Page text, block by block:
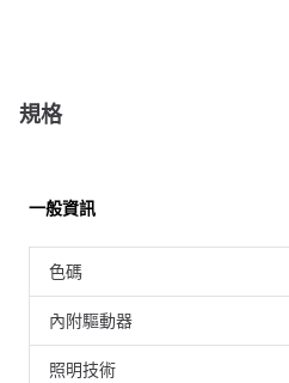
規格
一般資訊
色碼
內附驅動器
照明技術